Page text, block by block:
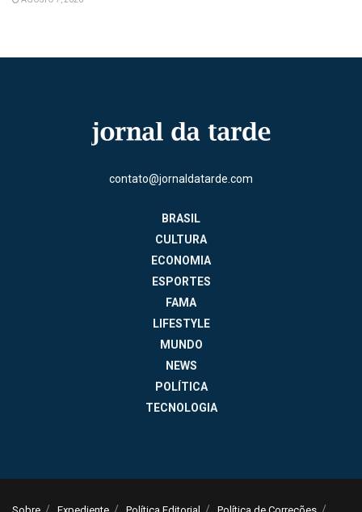
contato@jornaldatarde.com
BRASIL
CULTURA
ECONOMIA
ESPORTES
FAMA
LIFESTYLE
MUNDO
NEWS
POLÍTICA
TECNOLOGIA